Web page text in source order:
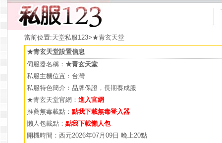
當前位置:天堂私服123>★青玄天堂
★青玄天堂設置信息
伺服器名稱： ★青玄天堂
私服主機位置：台灣
私服特色簡介：品牌保證，長期養成服
★青玄天堂官網： 進入官網
推薦無毒載點： 點我下載無毒登入器
懶人包載點： 點我下載懶人包
開機時間：西元2026年07月09日 晚上20點